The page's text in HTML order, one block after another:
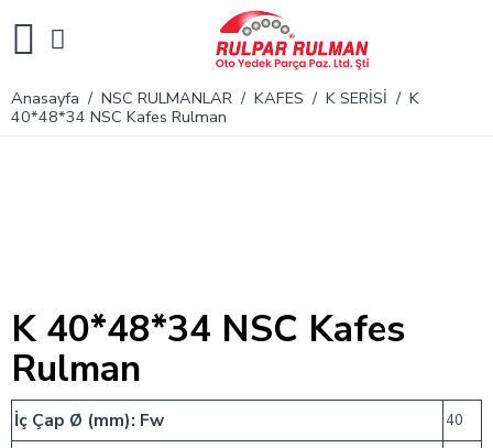
Anasayfa / NSC RULMANLAR / KAFES / K SERİSİ / K
40*48*34 NSC Kafes Rulman
K 40*48*34 NSC Kafes
Rulman
İç Çap Ø (mm): Fw 40